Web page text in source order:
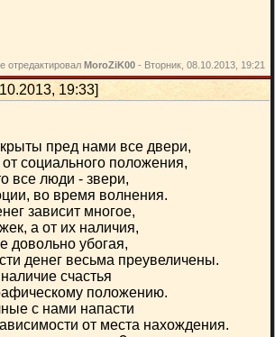
отредактировал MoroZiK00 - Вторник, 08.10.2013, 19:21
19:33]
пред нами все двери,
социального положения,
все люди - звери,
во время волнения.
зависит многое,
а от их наличия,
довольно убогая,
денег весьма преувеличены.
счастья
положению.
с нами напасти
от места нахождения.